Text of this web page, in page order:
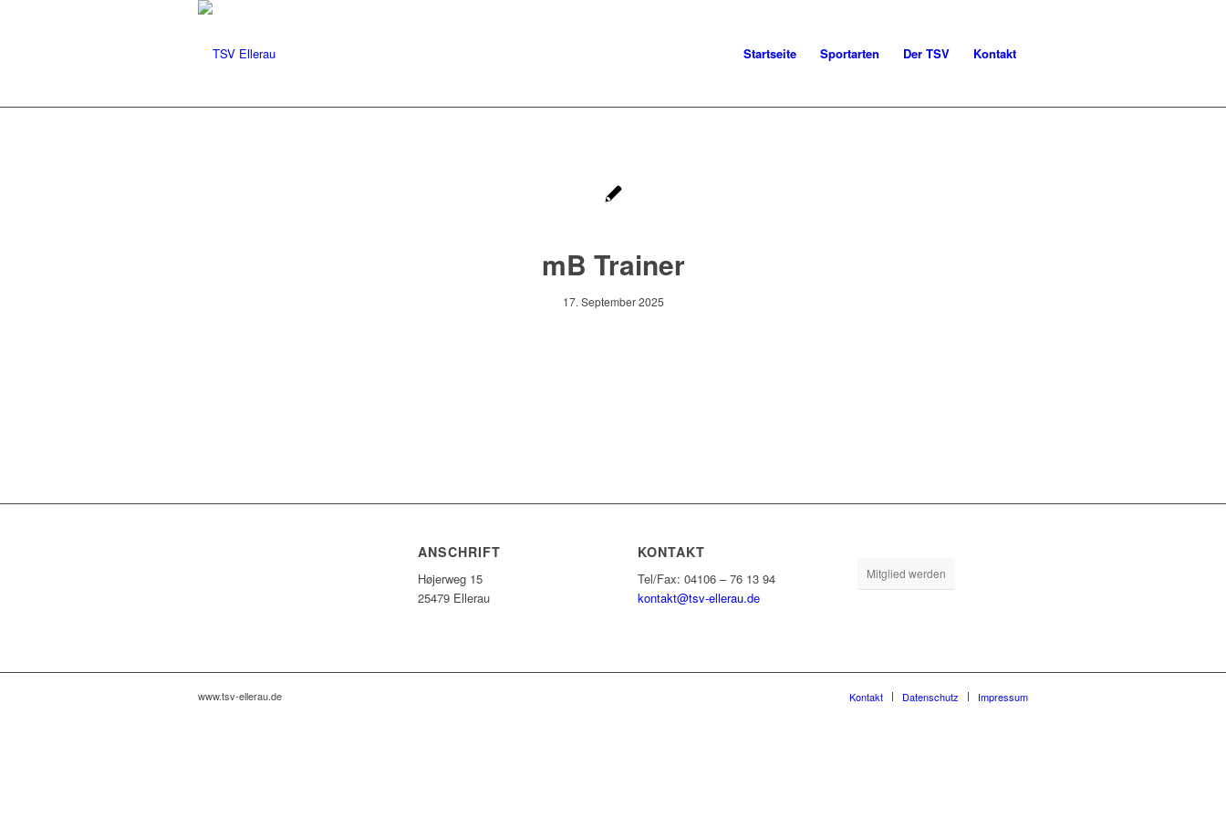
Startseite Sportarten Der TSV Kontakt
mB Trainer
17. September 2025
ANSCHRIFT
Højerweg 15
25479 Ellerau
KONTAKT
Tel/Fax: 04106 – 76 13 94
kontakt@tsv-ellerau.de
Mitglied werden
www.tsv-ellerau.de Kontakt Datenschutz Impressum